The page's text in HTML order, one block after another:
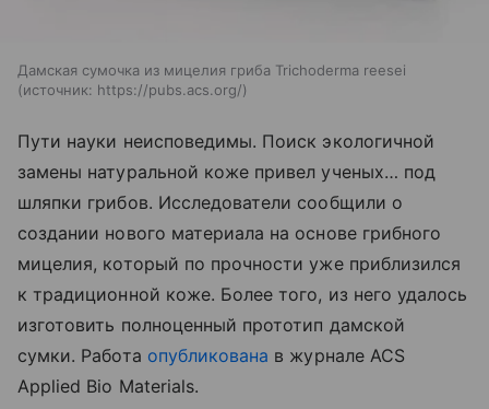
Дамская сумочка из мицелия гриба Trichoderma reesei
источник: https://pubs.acs.org/
Пути науки неисповедимы. Поиск экологичной
замены натуральной коже привел ученых… под
шляпки грибов. Исследователи сообщили о
создании нового материала на основе грибного
мицелия, который по прочности уже приблизился
к традиционной коже. Более того, из него удалось
изготовить полноценный прототип дамской
сумки. Работа опубликована в журнале ACS
Applied Bio Materials.